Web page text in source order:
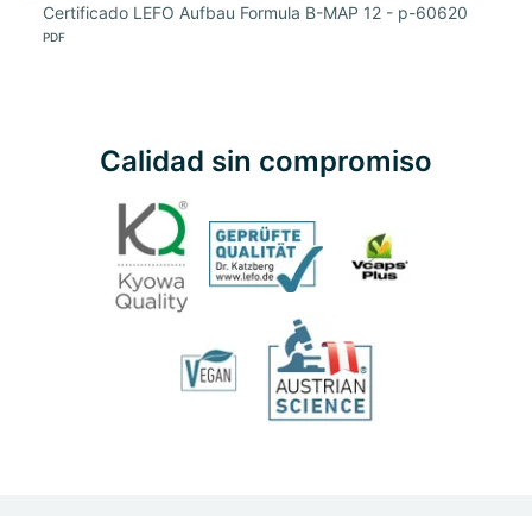
Certificado LEFO Aufbau Formula B-MAP 12 - p-60620
PDF
Calidad sin compromiso